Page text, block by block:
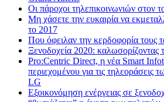
Οι πάροχοι τηλεπικοινωνιών στον
Μη χάσετε την ευκαιρία να
το 2017
Που όφειλαν την κερδοφορία τους
Ξενοδοχεία 2020: καλωσορίζοντας
Pro:Centric Direct, η νέα Smart
περιεχομένου για τις τηλεοράσεις
LG
Εξοικονόμηση ενέργειας σε